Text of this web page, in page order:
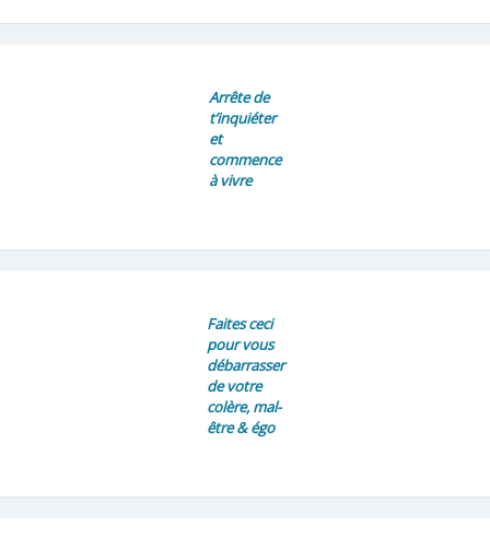
Arrête de
t’inquiéter
et
commence
à vivre
Faites ceci
pour vous
débarrasser
de votre
colère, mal-
être & égo